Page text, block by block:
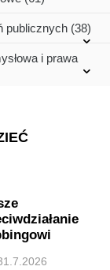
publicznych (38)
i prawa